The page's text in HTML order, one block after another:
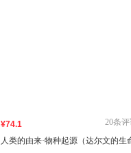
¥74.1
人类的由来·物种起源（达尔文的生
20条